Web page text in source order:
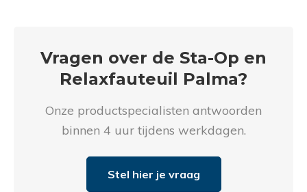
Vragen over de Sta-Op en
Relaxfauteuil Palma?
Onze productspecialisten antwoorden
binnen 4 uur tijdens werkdagen.
Stel hier je vraag